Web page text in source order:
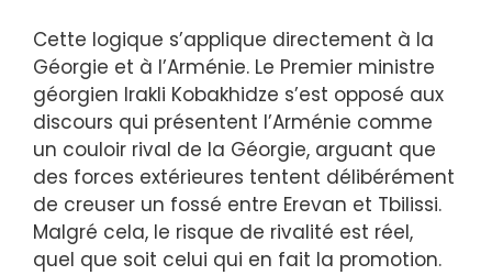
Cette logique s’applique directement à la
Géorgie et à l’Arménie. Le Premier ministre
géorgien Irakli Kobakhidze s’est opposé aux
discours qui présentent l’Arménie comme
un couloir rival de la Géorgie, arguant que
des forces extérieures tentent délibérément
de creuser un fossé entre Erevan et Tbilissi.
Malgré cela, le risque de rivalité est réel,
quel que soit celui qui en fait la promotion.